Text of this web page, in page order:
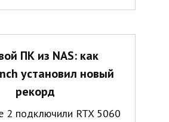
ПК из NAS: как
установил новый
рекорд
2 подключили RTX 5060